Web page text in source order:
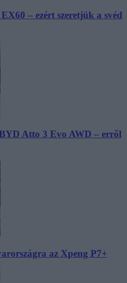
– ezért szeretjük a svéd
Atto 3 Evo AWD – erről
az Xpeng P7+